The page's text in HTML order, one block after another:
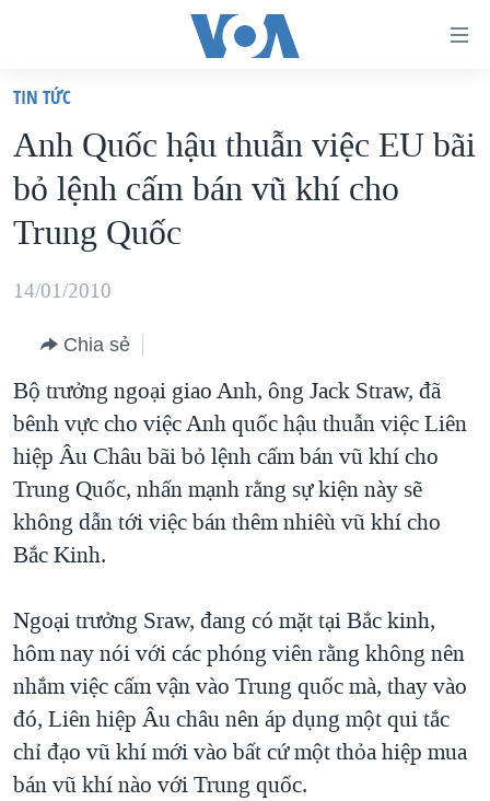
truy
cập
Tới
nội
chính
hướng
chính
Đi
tới
"Tìm"
VIỆT NAM
HOA KỲ
BIỂN ĐÔNG
THẾ GIỚI
DIỄN ĐÀN
MỤC
TỰ DO BÁO CHÍ
VẠCH TRẦN TIN GIẢ
NGƯỜI VIỆT HẢI NGOẠI
ĐỜI SỐNG
KHOA HỌC
SỨC KHOẺ
VĂN HOÁ
THỂ THAO
GIÁO DỤC
CHUYÊN ĐỀ
CHIẾN TRANH THƯƠNG MẠI CỦA MỸ: QUÁ KHỨ VÀ HIỆN
TẠI
HÀNH TRÌNH BẦU CỬ 2024
GIẢI MÃ VÀNH ĐAI & CON ĐƯỜNG
NGÀY TỊ NẠN THẾ GIỚI
TRỊNH VĨNH BÌNH - NGƯỜI HẠ 'BÊN THẮNG CUỘC'
GROUND ZERO – XƯA VÀ NAY
CHI PHÍ CHIẾN TRANH AFGHANISTAN
HỌC TIẾNG ANH
VIDEO
NGHE
MẠNG XÃ HỘI
Ngôn ngữ khác
TIN TỨC
Anh Quốc hậu thuẫn việc EU bãi
bỏ lệnh cấm bán vũ khí cho
Trung Quốc
14/01/2010
Chia sẻ
Bộ trưởng ngoại giao Anh, ông Jack Straw, đã
bênh vực cho việc Anh quốc hậu thuẫn việc Liên
hiệp Âu Châu bãi bỏ lệnh cấm bán vũ khí cho
Trung Quốc, nhấn mạnh rằng sự kiện này sẽ
không dẫn tới việc bán thêm nhiêù vũ khí cho
Bắc Kinh.
Ngoại trưởng Sraw, đang có mặt tại Bắc kinh,
hôm nay nói với các phóng viên rằng không nên
nhắm việc cấm vận vào Trung quốc mà, thay vào
đó, Liên hiệp Âu châu nên áp dụng một qui tắc
chỉ đạo vũ khí mới vào bất cứ một thỏa hiệp mua
bán vũ khí nào với Trung quốc.